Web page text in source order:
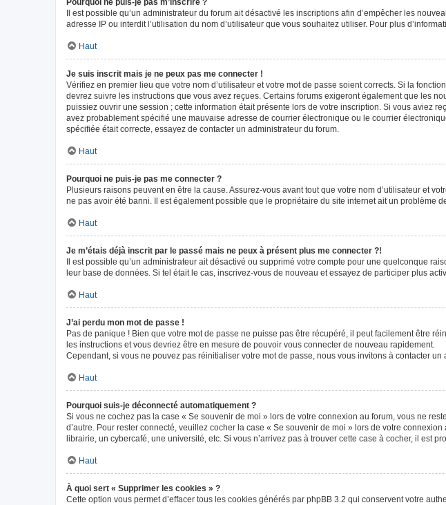
Pourquoi ne puis-je pas m’inscrire ?
Il est possible qu’un administrateur du forum ait désactivé les inscriptions afin d’empêcher les
adresse IP ou interdit l’utilisation du nom d’utilisateur que vous souhaitez utiliser. Pour plus
Haut
Je suis inscrit mais je ne peux pas me connecter !
Vérifiez en premier lieu que votre nom d’utilisateur et votre mot de passe soient corrects. Si la
devrez suivre les instructions que vous avez reçues. Certains forums exigeront également que les
puissiez ouvrir une session ; cette information était présente lors de votre inscription. Si vous aviez
avez probablement spécifié une mauvaise adresse de courrier électronique ou le courrier
spécifiée était correcte, essayez de contacter un administrateur du forum.
Haut
Pourquoi ne puis-je pas me connecter ?
Plusieurs raisons peuvent en être la cause. Assurez-vous avant tout que votre nom d’utilisateur et
ne pas avoir été banni. Il est également possible que le propriétaire du site internet ait un problème
Haut
Je m’étais déjà inscrit par le passé mais ne peux à présent plus me connecter ?!
Il est possible qu’un administrateur ait désactivé ou supprimé votre compte pour une quelconque
leur base de données. Si tel était le cas, inscrivez-vous de nouveau et essayez de participer plus
Haut
J’ai perdu mon mot de passe !
Pas de panique ! Bien que votre mot de passe ne puisse pas être récupéré, il peut facilement être
les instructions et vous devriez être en mesure de pouvoir vous connecter de nouveau rapidement.
Cependant, si vous ne pouvez pas réinitialiser votre mot de passe, nous vous invitons à contacter un
Haut
Pourquoi suis-je déconnecté automatiquement ?
Si vous ne cochez pas la case « Se souvenir de moi » lors de votre connexion au forum, vous ne
d’autre. Pour rester connecté, veuillez cocher la case « Se souvenir de moi » lors de votre
librairie, un cybercafé, une université, etc. Si vous n’arrivez pas à trouver cette case à cocher, il est
Haut
À quoi sert « Supprimer les cookies » ?
Cette option vous permet d’effacer tous les cookies générés par phpBB 3.2 qui conservent votre